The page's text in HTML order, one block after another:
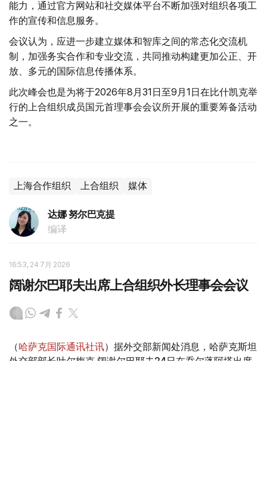
能力，通过官方网站和社交媒体平台不断加强对组织各项工
作的宣传和信息服务。
会议认为，应进一步建立媒体和智库之间的常态化交流机
制，加强务实合作和专业交流，共同推动构建更加公正、开
放、多元的国际信息传播体系。
此次峰会也是为将于2026年8月31日至9月1日在比什凯克举
行的上合组织成员国元首理事会会议所开展的重要筹备活动
之一。
上海合作组织 上合组织 媒体
达娜 努尔巴克提
编译
16:53, 24 7月 2026
阔谢尔巴耶夫出席上合组织外长理事会会议
（哈萨克国际通讯社讯）据外交部新闻处消息，哈萨克斯坦
外交部部长叶尔梅克·阔谢尔巴耶夫24日在乔尔蓬阿塔出席